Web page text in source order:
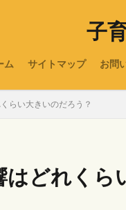
子
ム サイトマップ お問
らい大きいのだろう？
どれくら